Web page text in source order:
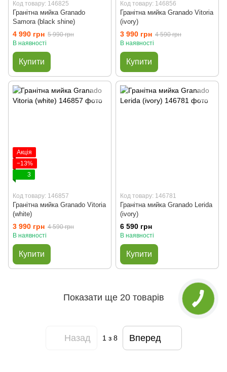
Код товару: 146825
Гранітна мийка Granado
Samora (black shine)
4 990 грн 5 990 грн
В наявності
Купити
Код товару: 146856
Гранітна мийка Granado Vitoria
(ivory)
3 990 грн 4 590 грн
В наявності
Купити
Акція
−13%
3
Код товару: 146857
Гранітна мийка Granado Vitoria
(white)
3 990 грн 4 590 грн
В наявності
Купити
Код товару: 146781
Гранітна мийка Granado Lerida
(ivory)
6 590 грн
В наявності
Купити
Показати ще 20 товарів
Назад 1з 8 Вперед